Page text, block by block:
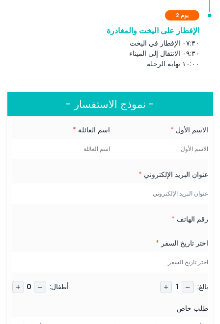
المتضمنات
الشروط والأحكام
ملاحظات هامة
سياسة الدفع
يوم 2
الإفطار على اليخت والمغادرة
٠٧:٣٠ الإفطار في اليخت
٠٩:٣٠ الانتقال إلى الميناء
١٠:٠٠ نهاية الرحلة
- نموذج الاستفسار -
الاسم الأول * اسم العائلة *
عنوان البريد الإلكتروني *
رقم الهاتف *
اختر تاريخ السفر *
بالغ:
1 أطفال:
0
طلب خاص